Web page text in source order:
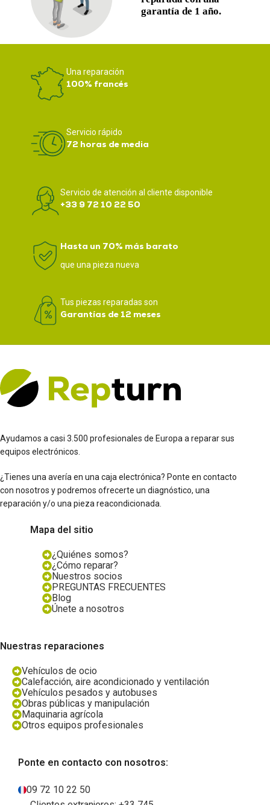
Una reparación
100% francés
Servicio rápido
72 horas de media
Servicio de atención al cliente disponible
+33 9 72 10 22 50
Hasta un 70% más barato
que una pieza nueva
Tus piezas reparadas son
Garantías de 12 meses
Ayudamos a casi 3.500 profesionales de Europa a reparar sus
equipos electrónicos.
¿Tienes una avería en una caja electrónica? Ponte en contacto
con nosotros y podremos ofrecerte un diagnóstico, una
reparación y/o una pieza reacondicionada.
Mapa del sitio
¿Quiénes somos?
¿Cómo reparar?
Nuestros socios
PREGUNTAS FRECUENTES
Blog
Únete a nosotros
Nuestras reparaciones
Vehículos de ocio
Calefacción, aire acondicionado y ventilación
Vehículos pesados y autobuses
Obras públicas y manipulación
Maquinaria agrícola
Otros equipos profesionales
Ponte en contacto con nosotros:
09 72 10 22 50